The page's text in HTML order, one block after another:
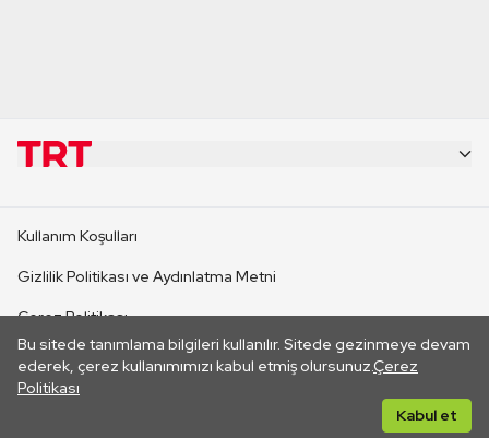
Bu sitede tanımlama bilgileri kullanılır. Sitede gezinmeye devam
ederek, çerez kullanımımızı kabul etmiş olursunuz.Çerez
Politikası
Kabul et
CANLI YAYINLAR
Kullanım Koşulları
Gizlilik Politikası ve Aydınlatma Metni
Çerez Politikası
İletişim
Her hakkı saklıdır. ©2026 TRT. Bağlantı yoluyla gidilen dış